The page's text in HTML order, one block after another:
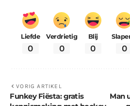
Liefde
0
Verdrietig
0
Blij
0 0
VORIG ARTIKEL
Funkey Fiësta: gratis
Man